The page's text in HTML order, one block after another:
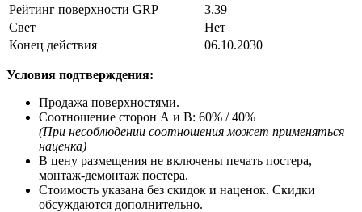
Рейтинг поверхности GRP
3.39
Свет
Нeт
Конец действия
06.10.2030
Условия подтверждения:
Продажа поверхностями.
Соотношение сторон А и В: 60% / 40%
(При несоблюдении соотношения может применяться
наценка)
В цену размещения не включены печать постера,
монтаж-демонтаж постера.
Стоимость указана без скидок и наценок. Скидки
обсуждаются дополнительно.